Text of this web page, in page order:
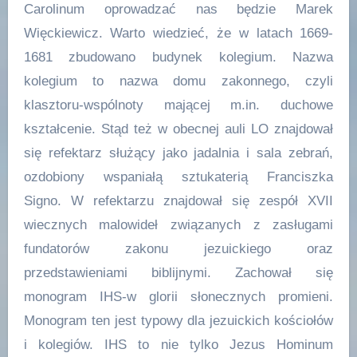
Carolinum oprowadzać nas będzie Marek
Więckiewicz. Warto wiedzieć, że w latach 1669-
1681 zbudowano budynek kolegium. Nazwa
kolegium to nazwa domu zakonnego, czyli
klasztoru-wspólnoty mającej m.in. duchowe
kształcenie. Stąd też w obecnej auli LO znajdował
się refektarz służący jako jadalnia i sala zebrań,
ozdobiony wspaniałą sztukaterią Franciszka
Signo. W refektarzu znajdował się zespół XVII
wiecznych malowideł związanych z zasługami
fundatorów zakonu jezuickiego oraz
przedstawieniami biblijnymi. Zachował się
monogram IHS-w glorii słonecznych promieni.
Monogram ten jest typowy dla jezuickich kościołów
i kolegiów. IHS to nie tylko Jezus Hominum